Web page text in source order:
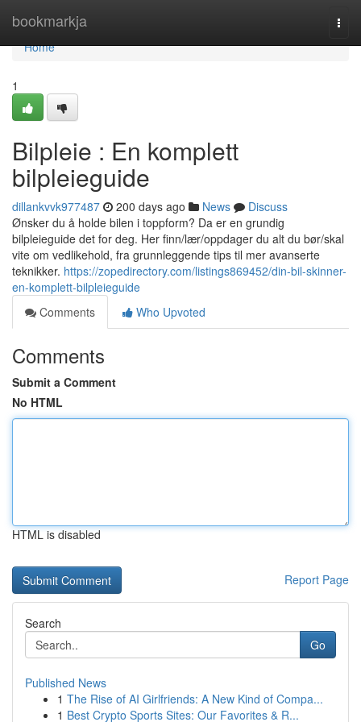
bookmarkja
Home
Home
1
Bilpleie : En komplett
bilpleieguide
dillankvvk977487 200 days ago News
Discuss
Ønsker du å holde bilen i toppform? Da er en grundig
bilpleieguide det for deg. Her finn/lær/oppdager du alt du bør/skal
vite om vedlikehold, fra grunnleggende tips til mer avanserte
teknikker. https://zopedirectory.com/listings869452/din-bil-skinner-
en-komplett-bilpleieguide
Comments
Who Upvoted
Comments
Submit a Comment
No HTML
HTML is disabled
Report Page
Search
Go
Published News
1 The Rise of AI Girlfriends: A New Kind of Compa...
1 Best Crypto Sports Sites: Our Favorites & R...